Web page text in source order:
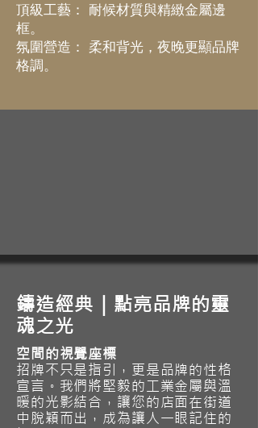
頂級工藝： 耐候材質與精緻金屬邊
框。
氛圍營造： 柔和背光，夜晚更顯品牌
格調。
鑄造經典｜點亮品牌的靈
魂之光
空間的視覺座標
招牌不只是指引，更是品牌的性格
宣言。我們將堅毅的工業金屬與溫
暖的光影結合，讓您的店面在街道
中脫穎而出，成為讓人一眼記住的